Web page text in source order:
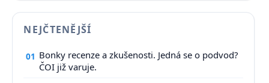
NEJČTENĚJŠÍ
01 Bonky recenze a zkušenosti. Jedná se o podvod?
ČOI již varuje.